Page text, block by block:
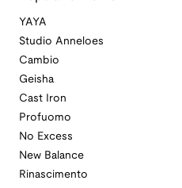
YAYA
Studio Anneloes
Cambio
Geisha
Cast Iron
Profuomo
No Excess
New Balance
Rinascimento